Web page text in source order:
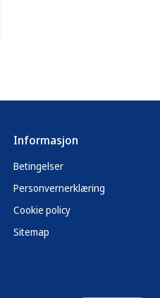
Informasjon
Betingelser
Personvernerklæring
Cookie policy
Sitemap